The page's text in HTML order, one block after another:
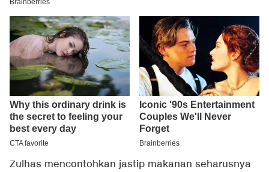
Zulhas mencontohkan jastip makanan seharusnya